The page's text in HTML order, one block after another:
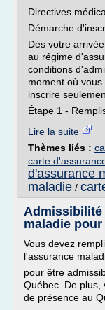
Directives
Démarche
Dès votre
au régime
conditions
moment où
inscrire
Étape 1 -
Lire la suite
Thèmes liés :
carte
d'assurance
maladie /
Admissibilité
maladie pour
Vous devez
l'assurance
pour être
Québec. De plus,
de présence au